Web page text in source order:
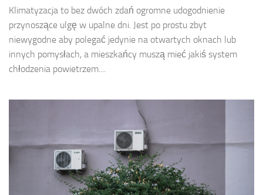
Klimatyzacja to bez dwóch zdań ogromne udogodnienie
przynoszące ulgę w upalne dni. Jest po prostu zbyt
niewygodne aby polegać jedynie na otwartych oknach lub
innych pomysłach, a mieszkańcy muszą mieć jakiś system
chłodzenia powietrzem....